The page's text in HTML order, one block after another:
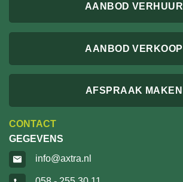
AANBOD VERHUUR
AANBOD VERKOOP
AFSPRAAK MAKEN
CONTACT
GEGEVENS
info@axtra.nl